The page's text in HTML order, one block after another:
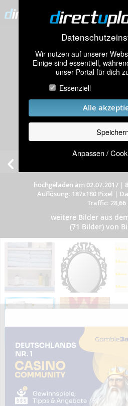
Wir nutzen auf unserer
Einige sind essentiell,
unser Portal für dich
Essenziell
Alle
Anpassen /
hochgeladen am 02.07.2017 |
Auflösung: 187x180 Pixel |
Traffic: 28,66
weitere Bilder aus
(71 Bilder) von